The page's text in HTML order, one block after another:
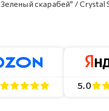
скарабей" / Crystal
5.0